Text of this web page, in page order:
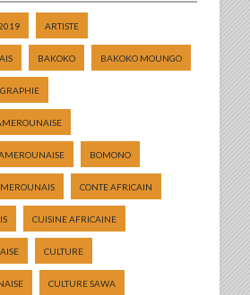
ARTISTE
BAKOKO BAKOKO MOUNGO
BOMONO
CONTE AFRICAIN
CUISINE AFRICAINE
CULTURE
CULTURE SAWA